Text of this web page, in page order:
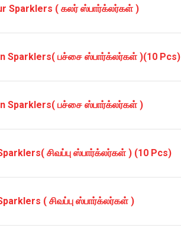
Sparklers ( கலர் ஸ்பார்க்லர்கள் )
Sparklers( பச்சை ஸ்பார்க்லர்கள் )(10 Pcs)
Sparklers( பச்சை ஸ்பார்க்லர்கள் )
சிவப்பு ஸ்பார்க்லர்கள் ) (10 Pcs)
( சிவப்பு ஸ்பார்க்லர்கள் )